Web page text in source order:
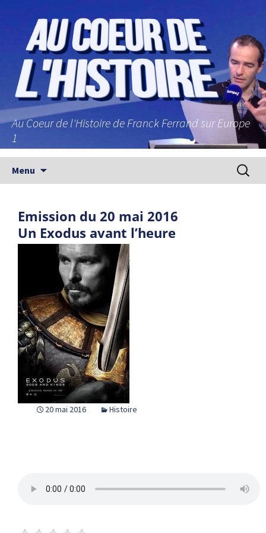
Au Coeur de l'Histoire de Franck Ferrand sur Europe
1
Menu
Emission du 20 mai 2016
Un Exodus avant l’heure
20 mai 2016 Histoire